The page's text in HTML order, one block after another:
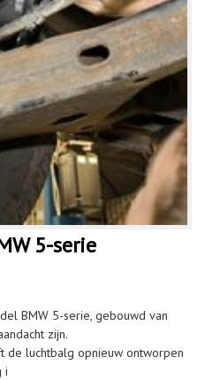
5-serie
BMW 5-serie, gebouwd van
zijn.
de luchtbalg opnieuw ontworpen
i